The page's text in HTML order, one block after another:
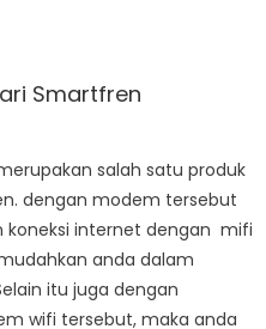
Smartfren
salah satu produk
dengan modem tersebut
koneksi internet dengan mifi
anda dalam
itu juga dengan
wifi tersebut, maka anda